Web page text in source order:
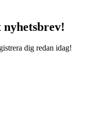
dig redan idag!